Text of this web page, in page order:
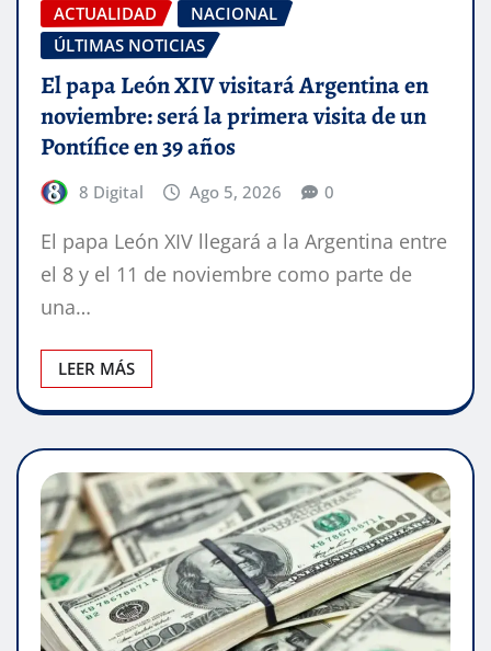
ACTUALIDAD
NACIONAL
ÚLTIMAS NOTICIAS
El papa León XIV visitará Argentina en
noviembre: será la primera visita de un
Pontífice en 39 años
8 Digital Ago 5, 2026 0
El papa León XIV llegará a la Argentina entre
el 8 y el 11 de noviembre como parte de
una…
LEER MÁS